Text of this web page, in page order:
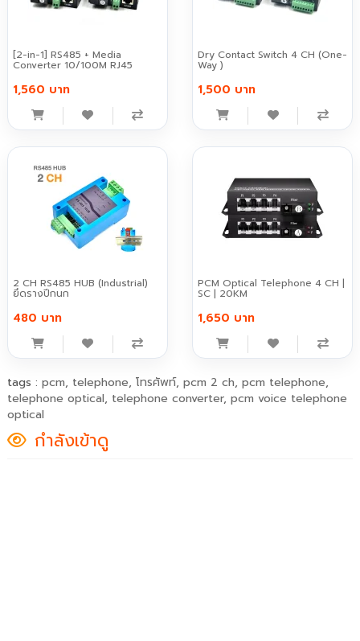
[2-in-1] RS485 + Media
Converter 10/100M RJ45
1,560 บาท
Dry Contact Switch 4 CH (One-
Way )
1,500 บาท
2 CH RS485 HUB (Industrial)
ยึดรางปีกนก
480 บาท
PCM Optical Telephone 4 CH |
SC | 20KM
1,650 บาท
tags : pcm, telephone, โทรศัพท์, pcm 2 ch, pcm telephone,
telephone optical, telephone converter, pcm voice telephone
optical
กำลังเข้าดู